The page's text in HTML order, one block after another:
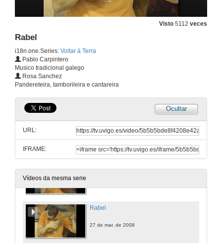
Visto 5112 veces
Rabel
i18n.one.Series: Voltar á Terra
Pablo Carpintero
Musico tradicional galego
Rosa Sanchez
Pandereteira, tamborileira e cantareira
Ocultar
URL:
IFRAME:
Vídeos da mesma serie
27 de mar. de 2008
27 de mar. de 2008
Rabel
27 de mar. de 2008